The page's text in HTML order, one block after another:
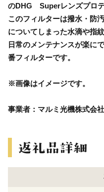
のDHG Superレンズプロテ
このフィルターは撥水・防
についてしまった水滴や指
日常のメンテナンスが楽に
番フィルターです。
※画像はイメージです。
事業者：マルミ光機株式会社